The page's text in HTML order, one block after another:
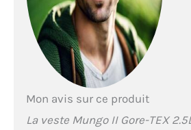
bras
faible
Impact
zippées
élastique
Mon avis sur ce produit
La veste Mungo II Gore-TEX